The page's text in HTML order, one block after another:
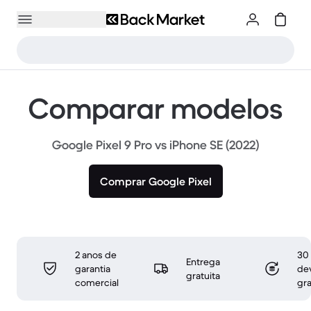
Comparar modelos
Google Pixel 9 Pro vs iPhone SE (2022)
Comprar Google Pixel
2 anos de
garantia
comercial
Entrega
gratuita
30